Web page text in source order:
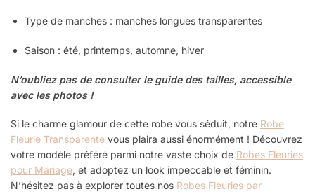
Type de manches : manches longues transparentes
Saison : été, printemps, automne, hiver
N’oubliez pas de consulter le guide des tailles, accessible
avec les photos !
Si le charme glamour de cette robe vous séduit, notre Robe
Fleurie Transparente vous plaira aussi énormément ! Découvrez
votre modèle préféré parmi notre vaste choix de Robes Fleuries
pour Mariage, et adoptez un look impeccable et féminin.
N’hésitez pas à explorer toutes nos Robes Fleuries par